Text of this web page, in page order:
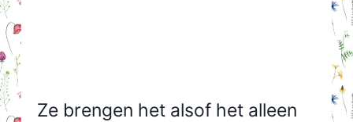
Ze brengen het alsof het alleen